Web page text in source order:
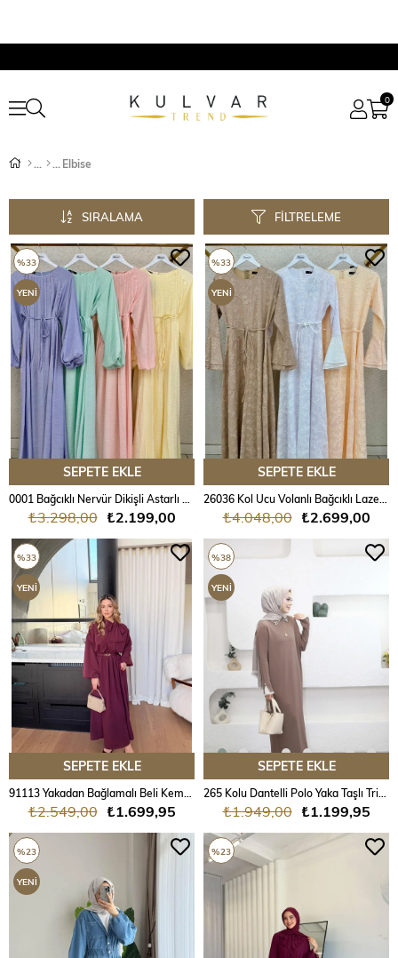
0
Elbise
FILTRELEME
SIRALAMA
SEPETE EKLE
₺2.199,00
₺3.298,00
%33
YENI
ÜRÜN
SEPETE EKLE
₺2.699,00
₺4.048,00
%33
YENI
ÜRÜN
SEPETE EKLE
91113 Yakadan Bağlamalı Beli Kemerli Lastikli Elbise
₺1.699,95
₺2.549,00
%33
YENI
ÜRÜN
SEPETE EKLE
265 Kolu Dantelli Polo Yaka Taşlı Triko Elbise
₺1.199,95
₺1.949,00
%38
YENI
%23
YENI
%23